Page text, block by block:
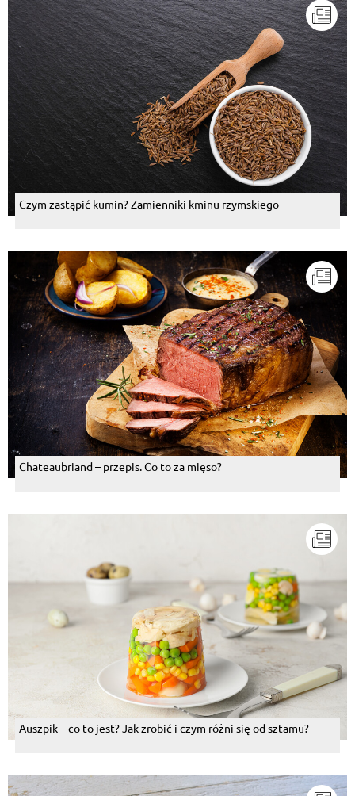
Czym zastąpić kumin? Zamienniki kminu rzymskiego
Chateaubriand – przepis. Co to za mięso?
Auszpik – co to jest? Jak zrobić i czym różni się od sztamu?